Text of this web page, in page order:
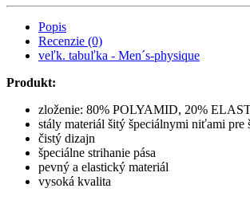
Popis
Recenzie (0)
veľk. tabuľka - Men´s-physique
Produkt:
zloženie: 80% POLYAMID, 20%
stály materiál šitý špeciálnymi niťami pre
čistý dizajn
špeciálne strihanie pása
pevný a elastický materiál
vysoká kvalita